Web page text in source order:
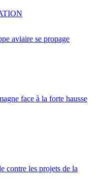
aviaire se propage
face à la forte hausse
contre les projets de la